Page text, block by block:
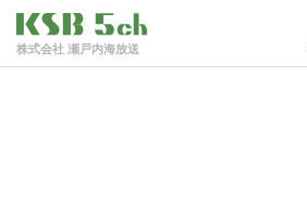
株式会社 瀬戸内海放送